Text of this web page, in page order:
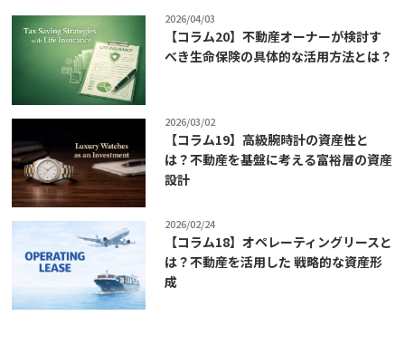
2026/04/03
【コラム20】不動産オーナーが検討す
べき生命保険の具体的な活用方法とは？
2026/03/02
【コラム19】高級腕時計の資産性と
は？不動産を基盤に考える富裕層の資産
設計
2026/02/24
【コラム18】オペレーティングリースと
は？不動産を活用した 戦略的な資産形
成